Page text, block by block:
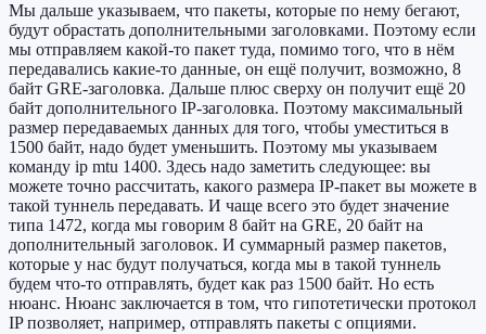
Мы дальше указываем, что пакеты, которые по нему бегают,
будут обрастать дополнительными заголовками. Поэтому если
мы отправляем какой-то пакет туда, помимо того, что в нём
передавались какие-то данные, он ещё получит, возможно, 8
байт GRE-заголовка. Дальше плюс сверху он получит ещё 20
байт дополнительного IP-заголовка. Поэтому максимальный
размер передаваемых данных для того, чтобы уместиться в
1500 байт, надо будет уменьшить. Поэтому мы указываем
команду ip mtu 1400. Здесь надо заметить следующее: вы
можете точно рассчитать, какого размера IP-пакет вы можете в
такой туннель передавать. И чаще всего это будет значение
типа 1472, когда мы говорим 8 байт на GRE, 20 байт на
дополнительный заголовок. И суммарный размер пакетов,
которые у нас будут получаться, когда мы в такой туннель
будем что-то отправлять, будет как раз 1500 байт. Но есть
нюанс. Нюанс заключается в том, что гипотетически протокол
IP позволяет, например, отправлять пакеты с опциями.